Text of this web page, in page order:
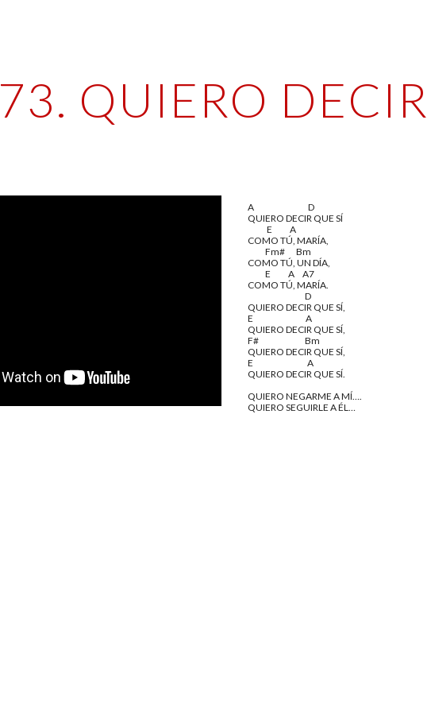
73. QUIERO
A                                  D
QUIERO DECIR QUE SÍ
            E           A
COMO TÚ, MARÍA,
           Fm#       Bm
COMO TÚ, UN DÍA,
           E           A     A7
COMO TÚ, MARÍA.
                                    D
QUIERO DECIR QUE SÍ,
E                                 A
QUIERO DECIR QUE SÍ,
F#                             Bm
QUIERO DECIR QUE SÍ,
E                                  A
QUIERO DECIR QUE SÍ.
QUIERO NEGARME A MÍ….
QUIERO SEGUIRLE A ÉL…